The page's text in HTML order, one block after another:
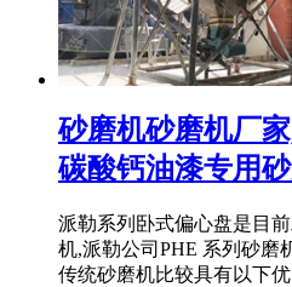
砂磨机砂磨机厂
碳酸钙油漆专用
派勒系列卧式偏心盘是目
机,派勒公司PHE 系列砂磨
传统砂磨机比较具有以下